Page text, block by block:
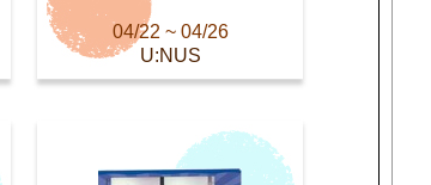
04/22 ~ 04/26
U:NUS